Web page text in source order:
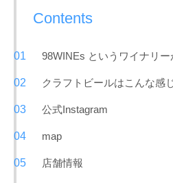
Contents
98WINEs というワイナリ
クラフトビールはこんな感
公式Instagram
map
店舗情報